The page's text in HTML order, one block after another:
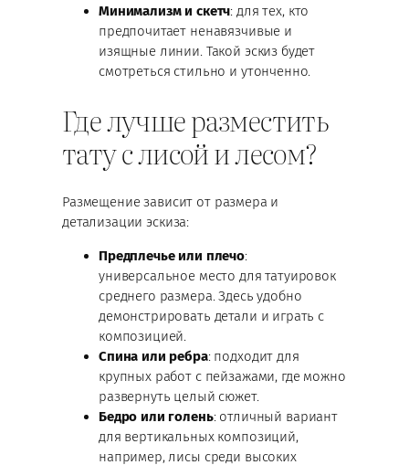
Минимализм и скетч: для тех, кто
предпочитает ненавязчивые и
изящные линии. Такой эскиз будет
смотреться стильно и утонченно.
Где лучше разместить
тату с лисой и лесом?
Размещение зависит от размера и
детализации эскиза:
Предплечье или плечо:
универсальное место для татуировок
среднего размера. Здесь удобно
демонстрировать детали и играть с
композицией.
Спина или ребра: подходит для
крупных работ с пейзажами, где можно
развернуть целый сюжет.
Бедро или голень: отличный вариант
для вертикальных композиций,
например, лисы среди высоких